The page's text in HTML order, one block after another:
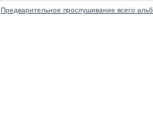
Предварительное прослушивание всего